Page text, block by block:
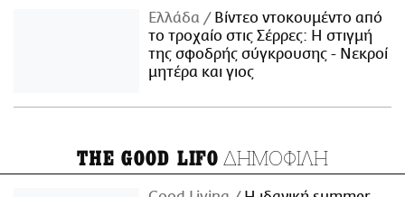
Ελλάδα
Βίντεο ντοκουμέντο από
το τροχαίο στις Σέρρες: Η στιγμή
της σφοδρής σύγκρουσης - Νεκροί
μητέρα και γιος
THE GOOD LIFO ΔΗΜΟΦΙΛΗ